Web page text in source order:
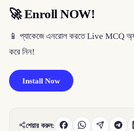
🚀Enroll NOW!
📱 প্যাকেজে এনরোল করতে Live MCQ
করে নিন!
Install Now
শেয়ার করুন: